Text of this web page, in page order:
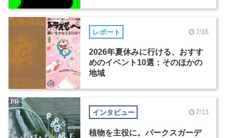
レポート 7/16
2026年夏休みに行ける、おすす
めのイベント10選：そのほかの
地域
インタビュー 7/13
植物を主役に。パークスガーデ
PR